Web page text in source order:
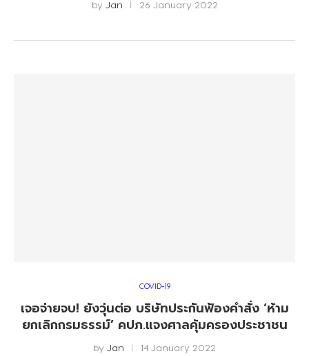
by Jan 26 January 2022
COVID-19
เจอจ่ายจบ! ยังวุ่นต่อ บริษัทประกันฟ้องคำสั่ง ‘ห้าม
ยกเลิกกรมธรรม์’ คปภ.แจงศาลคุ้มครองประชาชน
by Jan 14 January 2022